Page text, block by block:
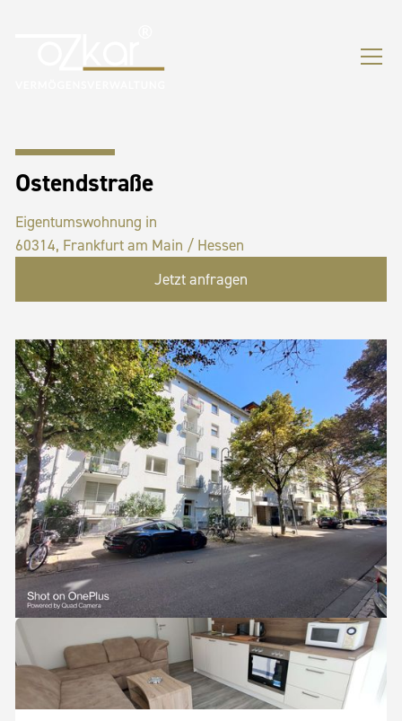
Ostendstraße
Eigentumswohnung in
60314, Frankfurt am Main / Hessen
Jetzt anfragen
Objektdaten